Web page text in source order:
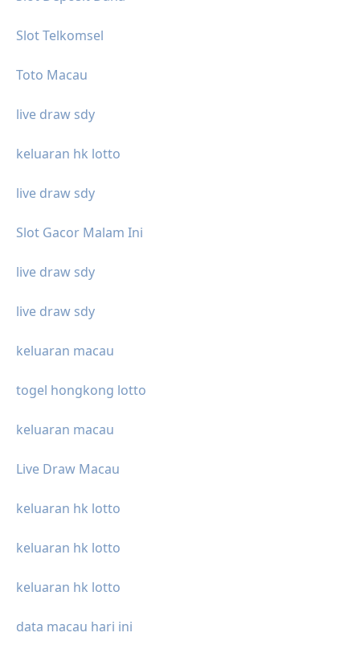
Slot Telkomsel
Toto Macau
live draw sdy
keluaran hk lotto
live draw sdy
Slot Gacor Malam Ini
live draw sdy
live draw sdy
keluaran macau
togel hongkong lotto
keluaran macau
Live Draw Macau
keluaran hk lotto
keluaran hk lotto
keluaran hk lotto
data macau hari ini